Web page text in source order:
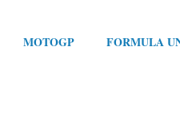
MOTOGP FORMULA